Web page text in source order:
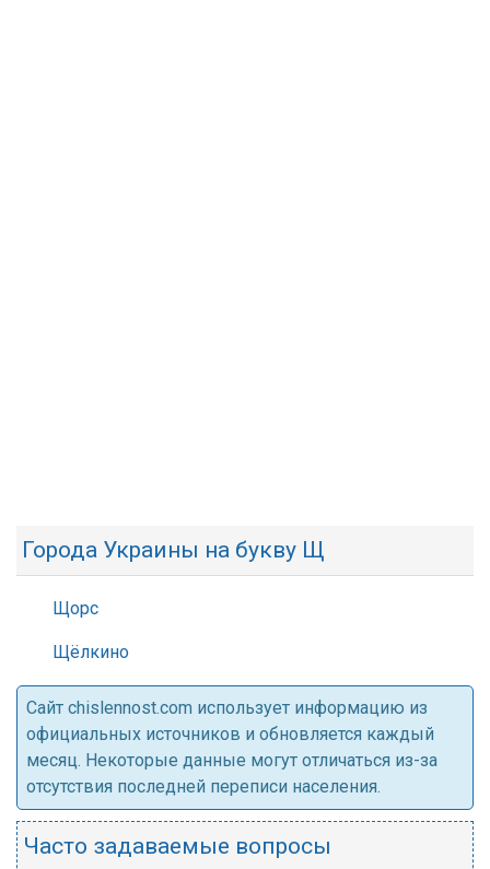
Города Украины на букву Щ
Щорс
Щёлкино
Cайт chislennost.com использует информацию из
официальных источников и обновляется каждый
месяц. Некоторые данные могут отличаться из-за
отсутствия последней переписи населения.
Часто задаваемые вопросы